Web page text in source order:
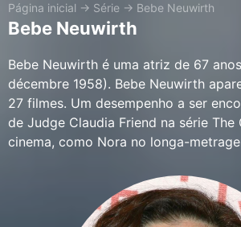
Página inicial → Série → Bebe Neuwirth
Bebe Neuwirth
Bebe Neuwirth é uma atriz de 67
décembre 1958). Bebe Neuwirth
27 filmes. Um desempenho a ser
de Judge Claudia Friend na série The
cinema, como Nora no longa-